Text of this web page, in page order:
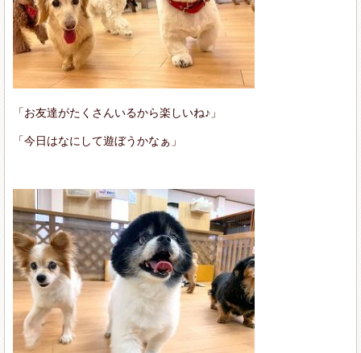
「お友達がたくさんいるから楽しいね♪」
「今日はなにして遊ぼうかなぁ」